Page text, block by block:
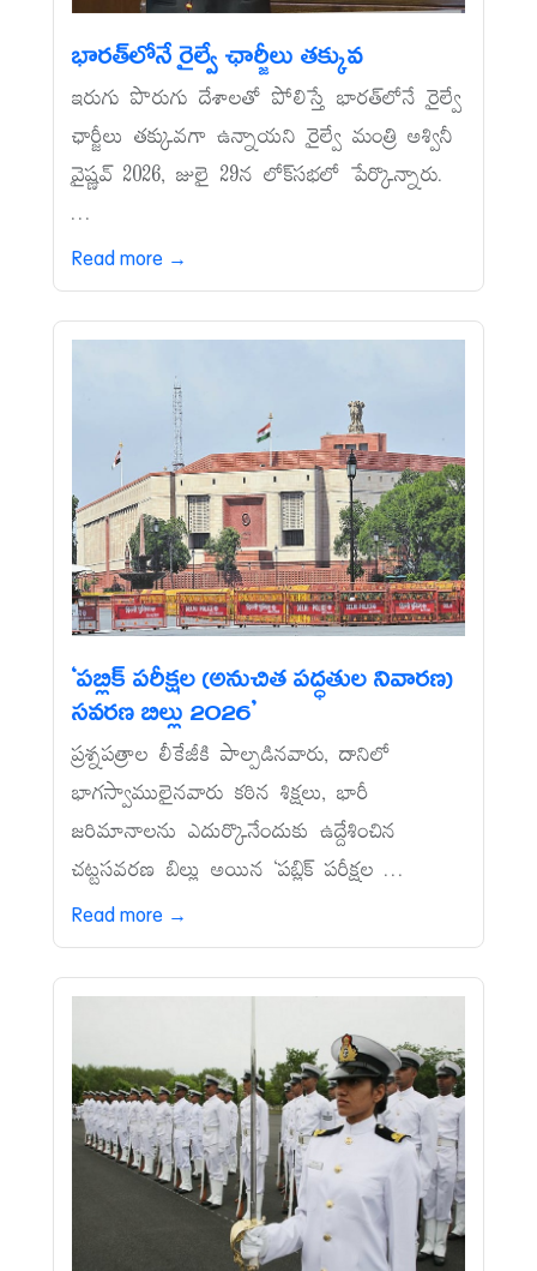
భారత్‌లోనే రైల్వే ఛార్జీలు తక్కువ
ఇరుగు పొరుగు దేశాలతో పోలిస్తే భారత్‌లోనే రైల్వే
ఛార్జీలు తక్కువగా ఉన్నాయని రైల్వే మంత్రి అశ్వినీ
వైష్ణవ్‌ 2026, జులై 29న లోక్‌సభలో పేర్కొన్నారు.
...
Read more →
‘పబ్లిక్‌ పరీక్షల (అనుచిత పద్ధతుల నివారణ)
సవరణ బిల్లు 2026’
ప్రశ్నపత్రాల లీకేజీకి పాల్పడినవారు, దానిలో
భాగస్వాములైనవారు కఠిన శిక్షలు, భారీ
జరిమానాలను ఎదుర్కొనేందుకు ఉద్దేశించిన
చట్టసవరణ బిల్లు అయిన ‘పబ్లిక్‌ పరీక్షల ...
Read more →